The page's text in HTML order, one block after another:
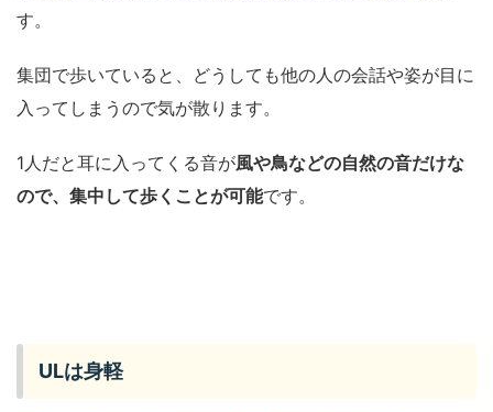
す。
集団で歩いていると、どうしても他の人の会話や姿が目に
入ってしまうので気が散ります。
1人だと耳に入ってくる音が風や鳥などの自然の音だけな
ので、集中して歩くことが可能です。
ULは身軽